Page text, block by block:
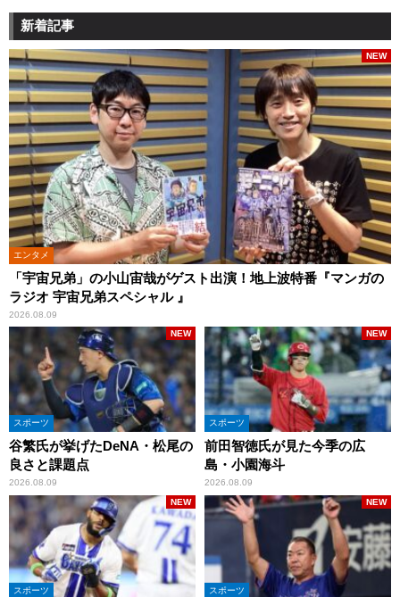
新着記事
エンタメ
「宇宙兄弟」の小山宙哉がゲスト出演！地上波特番『マンガの
ラジオ 宇宙兄弟スペシャル 』
2026.08.09
NEW
スポーツ
谷繁氏が挙げたDeNA・松尾の
良さと課題点
2026.08.09
NEW
スポーツ
前田智徳氏が見た今季の広
島・小園海斗
2026.08.09
NEW
スポーツ
NEW
スポーツ
NEW